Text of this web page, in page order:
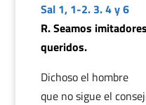
Sal 1, 1-2. 3. 4 y 6
R. Seamos
queridos.
Dichoso el hombre
que no sigue el